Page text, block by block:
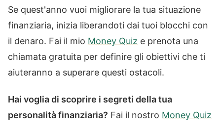
Se quest'anno vuoi migliorare la tua situazione
finanziaria, inizia liberandoti dai tuoi blocchi con
il denaro. Fai il mio Money Quiz e prenota una
chiamata gratuita per definire gli obiettivi che ti
aiuteranno a superare questi ostacoli.
Hai voglia di scoprire i segreti della tua
personalità finanziaria? Fai il nostro Money Quiz